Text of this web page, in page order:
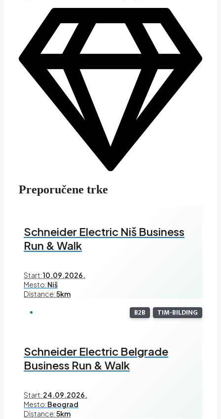
Preporučene trke
Schneider Electric Niš Business
Run & Walk
Start:10.09.2026.
Mesto: Niš
Distance:5km
B2B TIM-BILDING
Schneider Electric Belgrade
Business Run & Walk
Start: 24.09.2026.
Mesto: Beograd
Distance:5km